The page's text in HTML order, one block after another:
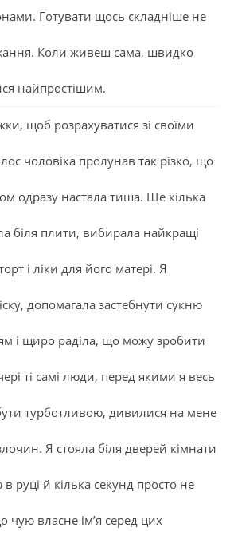
Готувати щось складніше не
Коли живеш сама, швидко
найпростішим.
щоб розрахуватися зі своїми
чоловіка пролунав так різко, що
одразу настала тиша. Ще кілька
біля плити, вибирала найкращі
і ліки для його матері. Я
допомагала застебнути сукню
і щиро раділа, що можу зробити
ті самі люди, перед якими я весь
турботливою, дивилися на мене
Я стояла біля дверей кімнати
руці й кілька секунд просто не
чую власне ім’я серед цих